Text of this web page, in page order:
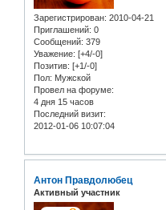
Зарегистрирован: 2010-04-21
Приглашений: 0
Сообщений: 379
Уважение: [+4/-0]
Позитив: [+1/-0]
Пол: Мужской
Провел на форуме:
4 дня 15 часов
Последний визит:
2012-01-06 10:07:04
Антон Правдолюбец
Активный участник